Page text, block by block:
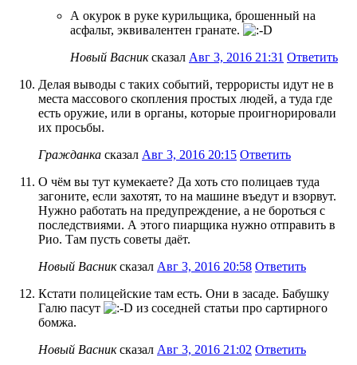
А окурок в руке курильщика, брошенный на
асфальт, эквивалентен гранате.
Новый Васниксказал Авг 3, 2016 21:31 Ответить
Делая выводы с таких событий, террористы идут не в
места массового скопления простых людей, а туда где
есть оружие, или в органы, которые проигнорировали
их просьбы.
Гражданка сказал Авг 3, 2016 20:15 Ответить
О чём вы тут кумекаете? Да хоть сто полицаев туда
загоните, если захотят, то на машине въедут и взорвут.
Нужно работать на предупреждение, а не бороться с
последствиями. А этого пиарщика нужно отправить в
Рио. Там пусть советы даёт.
Новый Васниксказал Авг 3, 2016 20:58 Ответить
Кстати полицейские там есть. Они в засаде. Бабушку
Галю пасут
из соседней статьи про сартирного
бомжа.
Новый Васниксказал Авг 3, 2016 21:02 Ответить